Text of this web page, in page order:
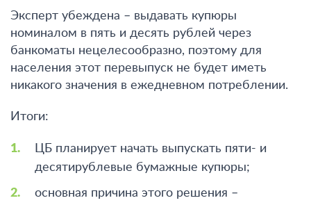
Эксперт убеждена – выдавать купюры
номиналом в пять и десять рублей через
банкоматы нецелесообразно, поэтому для
населения этот перевыпуск не будет иметь
никакого значения в ежедневном потреблении.
Итоги:
ЦБ планирует начать выпускать пяти- и
десятирублевые бумажные купюры;
основная причина этого решения –